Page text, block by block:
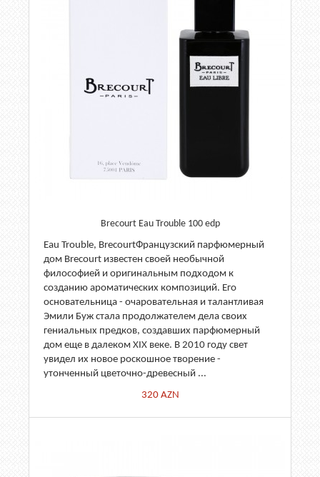
Brecourt Eau Trouble 100 edp
Eau Trouble, BrecourtФранцузский парфюмерный
дом Brecourt известен своей необычной
философией и оригинальным подходом к
созданию ароматических композиций. Его
основательница - очаровательная и талантливая
Эмили Буж стала продолжателем дела своих
гениальных предков, создавших парфюмерный
дом еще в далеком XIX веке. В 2010 году свет
увидел их новое роскошное творение -
утонченный цветочно-древесный ...
320AZN